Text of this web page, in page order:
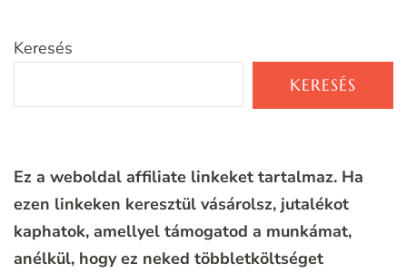
Keresés
KERESÉS
Ez a weboldal affiliate linkeket tartalmaz. Ha
ezen linkeken keresztül vásárolsz, jutalékot
kaphatok, amellyel támogatod a munkámat,
anélkül, hogy ez neked többletköltséget